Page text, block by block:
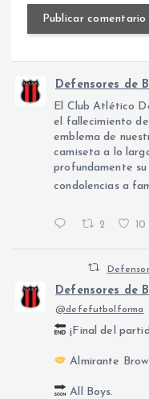
Defensores de
El Club Atlético
el fallecimiento
emblema de
camiseta a lo
profundamente
condolencias a
2 10
Defensores de
@defefutbolforma
¡Final del
Almirante
All Boys.